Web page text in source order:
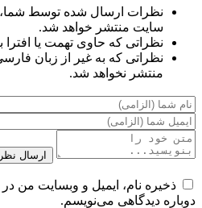
نظرات ارسال شده توسط شما،
سایت منتشر خواهد شد.
نظراتی که حاوی تهمت یا
نظراتی که به غیر از زبان
منتشر نخواهد شد.
ارسال نظر
ذخیره نام، ایمیل و وبسایت من
دوباره دیدگاهی می‌نویسم.